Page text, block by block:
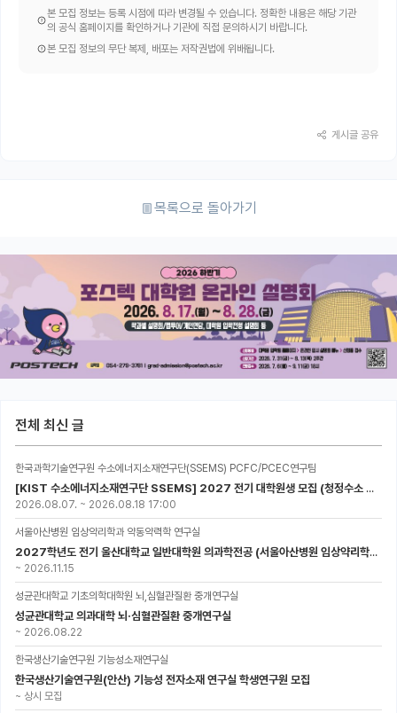
본 모집 정보는 등록 시점에 따라 변경될 수 있습니다. 정확한 내용은 해당 기관
의 공식 홈페이지를 확인하거나 기관에 직접 문의하시기 바랍니다.
본 모집 정보의 무단 복제, 배포는 저작권법에 위배됩니다.
게시글 공유
목록으로 돌아가기
전체 최신 글
한국과학기술연구원 수소에너지소재연구단(SSEMS) PCFC/PCEC연구팀
[KIST 수소에너지소재연구단 SSEMS] 2027 전기 대학원생 모집 (청정수소 생산/활용을 위한 프로톤 세라믹 전지)
2026.08.07. ~ 2026.08.18 17:00
서울아산병원 임상약리학과 약동약력학 연구실
2027학년도 전기 울산대학교 일반대학원 의과학전공 (서울아산병원 임상약리학과 약동약력학 연구실) 대학원생 모집공고
~ 2026.11.15
성균관대학교 기초의학대학원 뇌,심혈관질환 중개연구실
성균관대학교 의과대학 뇌·심혈관질환 중개연구실
~ 2026.08.22
한국생산기술연구원 기능성소재연구실
한국생산기술연구원(안산) 기능성 전자소재 연구실 학생연구원 모집
~ 상시 모집